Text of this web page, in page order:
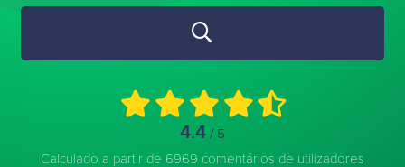
4.4 / 5
Calculado a partir de 6969 comentários de utilizadores